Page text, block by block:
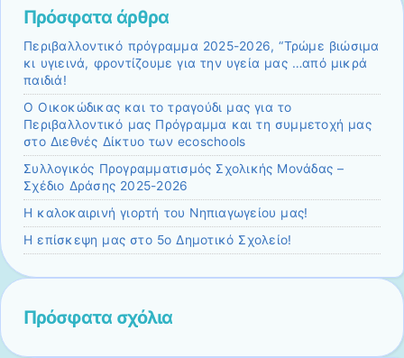
Πρόσφατα άρθρα
Περιβαλλοντικό πρόγραμμα 2025-2026, “Τρώμε βιώσιμα
κι υγιεινά, φροντίζουμε για την υγεία μας …από μικρά
παιδιά!
Ο Οικοκώδικας και το τραγούδι μας για το
Περιβαλλοντικό μας Πρόγραμμα και τη συμμετοχή μας
στο Διεθνές Δίκτυο των ecoschools
Συλλογικός Προγραμματισμός Σχολικής Μονάδας –
Σχέδιο Δράσης 2025-2026
Η καλοκαιρινή γιορτή του Νηπιαγωγείου μας!
Η επίσκεψη μας στο 5ο Δημοτικό Σχολείο!
Πρόσφατα σχόλια